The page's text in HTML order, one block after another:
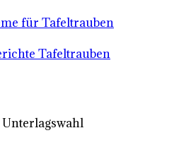
für Tafeltrauben
Tafeltrauben